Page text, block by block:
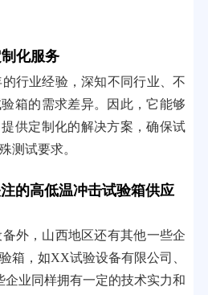
化服务
行业经验，深知不同行业、不
箱的需求差异。因此，它能够
供定制化的解决方案，确保试
测试要求。
的高低温冲击试验箱供应
外，山西地区还有其他一些企
箱，如XX试验设备有限公司、
业同样拥有一定的技术实力和